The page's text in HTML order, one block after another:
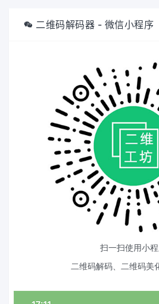
二维码解码器 - 微信小程序
扫一扫使用小
二维码解码、二维码美